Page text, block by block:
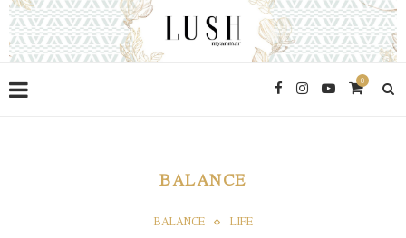
0
BALANCE
BALANCE LIFE